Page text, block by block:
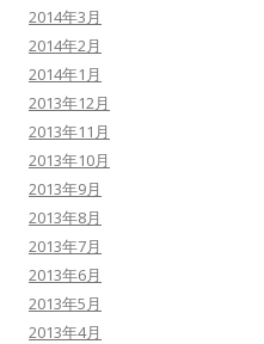
2014年3月
2014年2月
2014年1月
2013年12月
2013年11月
2013年10月
2013年9月
2013年8月
2013年7月
2013年6月
2013年5月
2013年4月